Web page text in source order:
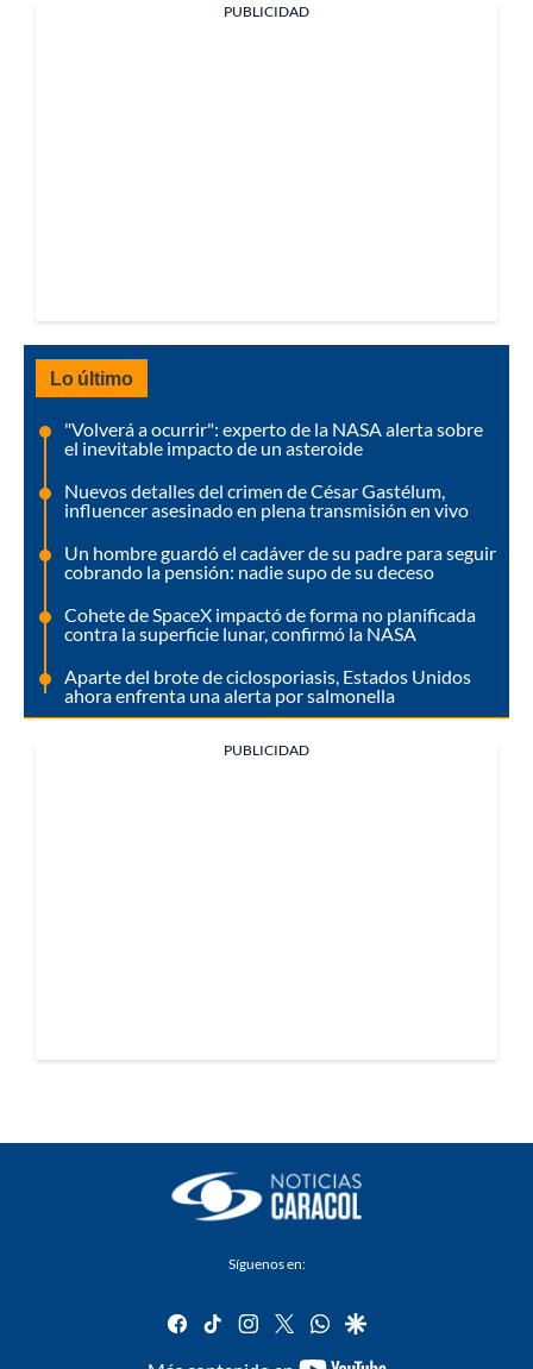
PUBLICIDAD
Lo último
"Volverá a ocurrir": experto de la NASA alerta sobre
el inevitable impacto de un asteroide
Nuevos detalles del crimen de César Gastélum,
influencer asesinado en plena transmisión en vivo
Un hombre guardó el cadáver de su padre para seguir
cobrando la pensión: nadie supo de su deceso
Cohete de SpaceX impactó de forma no planificada
contra la superficie lunar, confirmó la NASA
Aparte del brote de ciclosporiasis, Estados Unidos
ahora enfrenta una alerta por salmonella
PUBLICIDAD
Síguenos en:
facebook
tiktok instagram
twitterwhatsapp
google